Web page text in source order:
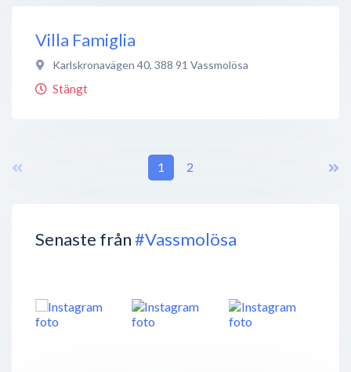
Senaste från#Vassmolösa
Villa Famiglia
Karlskronavägen 40, 388 91 Vassmolösa
Stängt
1 2